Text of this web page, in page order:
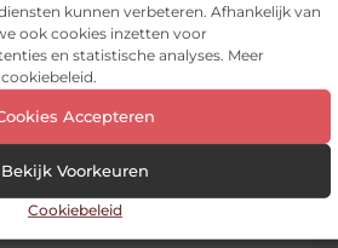
kunnen verbeteren. Afhankelijk van
ook cookies inzetten voor
en statistische analyses. Meer
Accepteren
Bekijk Voorkeuren
Cookiebeleid
nog
op